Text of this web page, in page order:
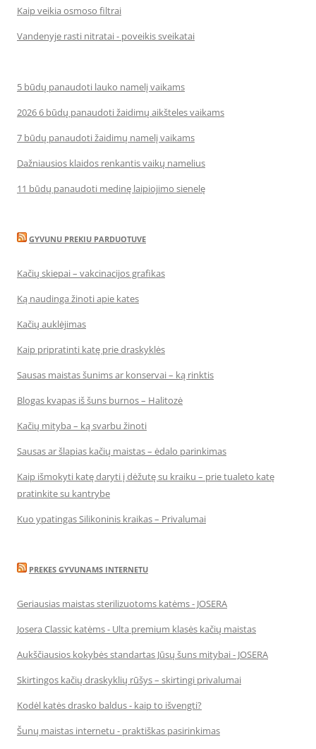
Kaip veikia osmoso filtrai
Vandenyje rasti nitratai - poveikis sveikatai
5 būdų panaudoti lauko namelį vaikams
2026 6 būdų panaudoti žaidimų aikšteles vaikams
7 būdų panaudoti žaidimų namelį vaikams
Dažniausios klaidos renkantis vaikų namelius
11 būdų panaudoti medinę laipiojimo sienelę
GYVUNU PREKIU PARDUOTUVE
Kačių skiepai – vakcinacijos grafikas
Ką naudinga žinoti apie kates
Kačių auklėjimas
Kaip pripratinti katę prie draskyklės
Sausas maistas šunims ar konservai – ką rinktis
Blogas kvapas iš šuns burnos – Halitozė
Kačių mityba – ką svarbu žinoti
Sausas ar šlapias kačių maistas – ėdalo parinkimas
Kaip išmokyti katę daryti į dėžutę su kraiku – prie tualeto katę
pratinkite su kantrybe
Kuo ypatingas Silikoninis kraikas – Privalumai
PREKES GYVUNAMS INTERNETU
Geriausias maistas sterilizuotoms katėms - JOSERA
Josera Classic katėms - Ulta premium klasės kačių maistas
Aukščiausios kokybės standartas Jūsų šuns mitybai - JOSERA
Skirtingos kačių draskyklių rūšys – skirtingi privalumai
Kodėl katės drasko baldus - kaip to išvengti?
Šunų maistas internetu - praktiškas pasirinkimas